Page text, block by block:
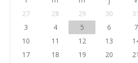
27
28 29 30 31
3
4 5 6 7
10
11 12 13
17
18 19 20 21